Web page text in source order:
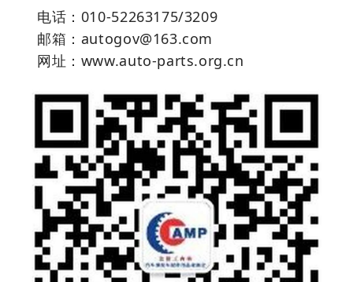
电话：010-52263175/3209
邮箱：autogov@163.com
网址：www.auto-parts.org.cn